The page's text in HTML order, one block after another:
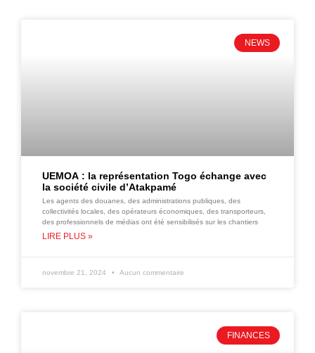
NEWS
UEMOA : la représentation Togo échange avec
la société civile d’Atakpamé
Les agents des douanes, des administrations publiques, des
collectivités locales, des opérateurs économiques, des transporteurs,
des professionnels de médias ont été sensibilisés sur les chantiers
LIRE PLUS »
novembre 21, 2024 Aucun commentaire
FINANCES